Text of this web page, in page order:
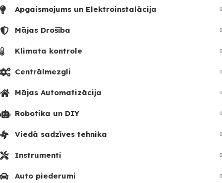
Apgaismojums un Elektroinstalācija
Mājas Drošība
Klimata kontrole
Centrālmezgli
Mājas Automatizācija
Robotika un DIY
Viedā sadzīves tehnika
Instrumenti
Auto piederumi